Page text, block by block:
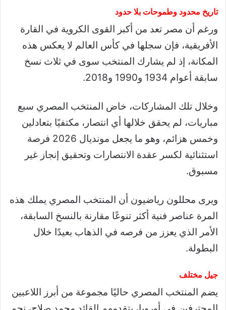
تاريخ محدود وطموحات بلا حدود
ورغم أن مصر تعد من أكبر القوى الكروية في القارة
الأفريقية، فإن سجلها في كأس العالم لا يعكس هذه
المكانة، إذ لم يشارك المنتخب سوى في ثلاث نسخ
سابقة أعوام 1934 و1990 و2018.
وخلال تلك المشاركات، خاض المنتخب المصري سبع
مباريات، لم يحقق خلالها أي انتصار، مكتفيًا بتعادلين
وخمس هزائم، وهو ما يجعل مونديال 2026 فرصة
استثنائية لكسر عقدة الانتصارات وتحقيق إنجاز غير
مسبوق.
ويرى محللون رياضيون أن المنتخب المصري يملك هذه
المرة عناصر فنية أكثر تنوعًا مقارنة بالنسخ السابقة،
الأمر الذي يعزز من فرصه في الذهاب بعيدًا خلال
البطولة.
جيل مختلف
يضم المنتخب المصري حاليًا مجموعة من أبرز اللاعبين